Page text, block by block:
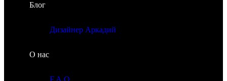
Блог
Дизайнер Аркадий
О нас
F.A.Q